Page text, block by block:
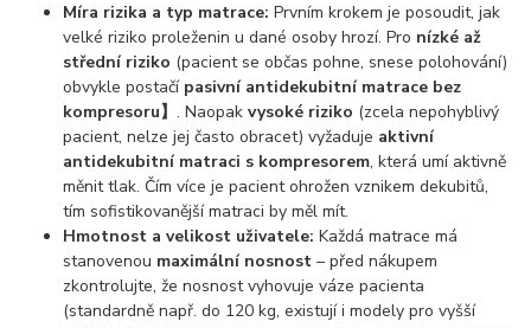
Míra rizika a typ matrace: Prvním krokem je posoudit, jak
velké riziko proleženin u dané osoby hrozí. Pro nízké až
střední riziko (pacient se občas pohne, snese polohování)
obvykle postačí pasivní antidekubitní matrace bez
kompresoru】. Naopakvysoké riziko (zcela nepohyblivý
pacient, nelze jej často obracet) vyžaduje aktivní
antidekubitní matraci s kompresorem, která umí aktivně
měnit tlak. Čím více je pacient ohrožen vznikem dekubitů,
tím sofistikovanější matraci by měl mít.
Hmotnost a velikost uživatele: Každá matrace má
stanovenou maximální nosnost – před nákupem
zkontrolujte, že nosnost vyhovuje váze pacienta
(standardně např. do 120 kg, existují i modely pro vyšší